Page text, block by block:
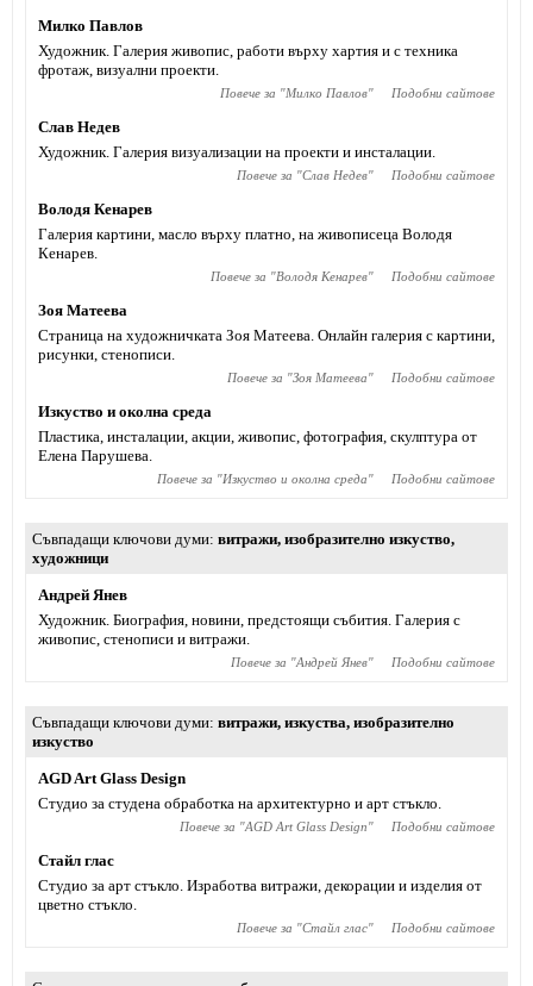
Милко Павлов
Художник. Галерия живопис, работи върху хартия и с техника
фротаж, визуални проекти.
Повече за "Милко Павлов" Подобни сайтове
Слав Недев
Художник. Галерия визуализации на проекти и инсталации.
Повече за "Слав Недев" Подобни сайтове
Володя Кенарев
Галерия картини, масло върху платно, на живописеца Володя
Кенарев.
Повече за "Володя Кенарев" Подобни сайтове
Зоя Матеева
Страница на художничката Зоя Матеева. Онлайн галерия с картини,
рисунки, стенописи.
Повече за "Зоя Матеева" Подобни сайтове
Изкуство и околна среда
Пластика, инсталации, акции, живопис, фотография, скулптура от
Елена Парушева.
Повече за "Изкуство и околна среда" Подобни сайтове
Съвпадащи ключови думи витражи, изобразително изкуство,
художници
Андрей Янев
Художник. Биография, новини, предстоящи събития. Галерия с
живопис, стенописи и витражи.
Повече за "Андрей Янев" Подобни сайтове
Съвпадащи ключови думи витражи, изкуства, изобразително
изкуство
AGD Art Glass Design
Студио за студена обработка на архитектурно и арт стъкло.
Повече за "AGD Art Glass Design" Подобни сайтове
Стайл глас
Студио за арт стъкло. Изработва витражи, декорации и изделия от
цветно стъкло.
Повече за "Стайл глас" Подобни сайтове